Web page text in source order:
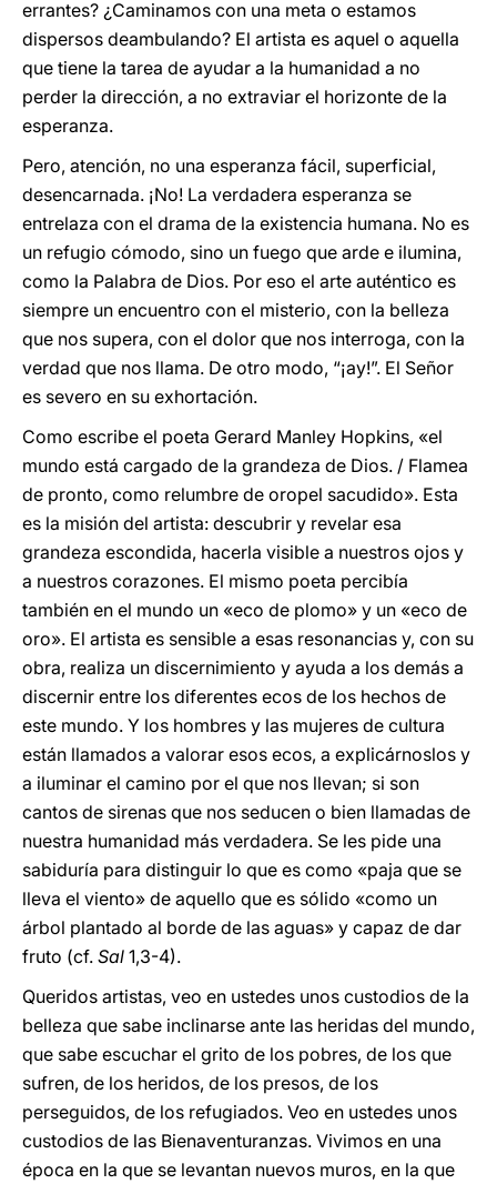
errantes? ¿Caminamos con una meta o estamos
dispersos deambulando? El artista es aquel o aquella
que tiene la tarea de ayudar a la humanidad a no
perder la dirección, a no extraviar el horizonte de la
esperanza.
Pero, atención, no una esperanza fácil, superficial,
desencarnada. ¡No! La verdadera esperanza se
entrelaza con el drama de la existencia humana. No es
un refugio cómodo, sino un fuego que arde e ilumina,
como la Palabra de Dios. Por eso el arte auténtico es
siempre un encuentro con el misterio, con la belleza
que nos supera, con el dolor que nos interroga, con la
verdad que nos llama. De otro modo, “¡ay!”. El Señor
es severo en su exhortación.
Como escribe el poeta Gerard Manley Hopkins, «el
mundo está cargado de la grandeza de Dios. / Flamea
de pronto, como relumbre de oropel sacudido». Esta
es la misión del artista: descubrir y revelar esa
grandeza escondida, hacerla visible a nuestros ojos y
a nuestros corazones. El mismo poeta percibía
también en el mundo un «eco de plomo» y un «eco de
oro». El artista es sensible a esas resonancias y, con su
obra, realiza un discernimiento y ayuda a los demás a
discernir entre los diferentes ecos de los hechos de
este mundo. Y los hombres y las mujeres de cultura
están llamados a valorar esos ecos, a explicárnoslos y
a iluminar el camino por el que nos llevan; si son
cantos de sirenas que nos seducen o bien llamadas de
nuestra humanidad más verdadera. Se les pide una
sabiduría para distinguir lo que es como «paja que se
lleva el viento» de aquello que es sólido «como un
árbol plantado al borde de las aguas» y capaz de dar
fruto (cf. Sal 1,3-4).
Queridos artistas, veo en ustedes unos custodios de la
belleza que sabe inclinarse ante las heridas del mundo,
que sabe escuchar el grito de los pobres, de los que
sufren, de los heridos, de los presos, de los
perseguidos, de los refugiados. Veo en ustedes unos
custodios de las Bienaventuranzas. Vivimos en una
época en la que se levantan nuevos muros, en la que